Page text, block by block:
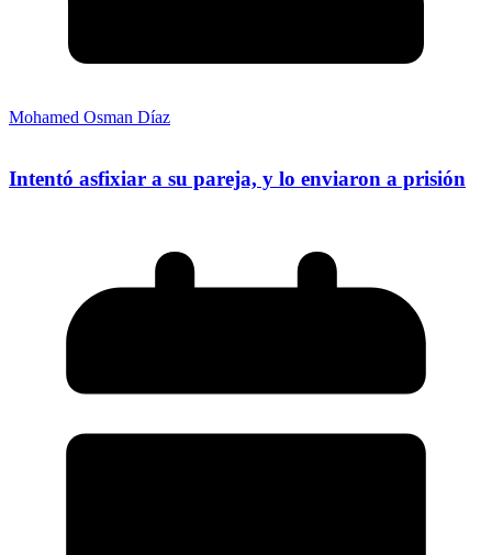
Mohamed Osman Díaz
Intentó asfixiar a su pareja, y lo enviaron a prisión